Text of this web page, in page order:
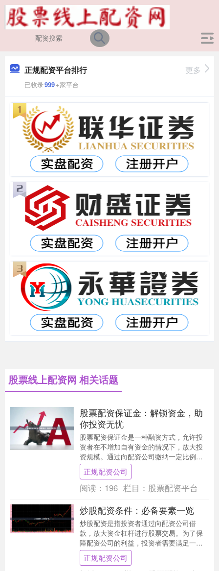
正规配资平台排行
已收录999+家平台
更多
股票线上配资网 相关话题
股票配资保证金：解锁资金，助
你投资无忧
股票配资保证金是一种融资方式，允许投
资者在不增加自有资金的情况下，放大投
资规模。通过向配资公司缴纳一定比例的
保证金，投资者可以获得数倍于保证金的
资金，用于股票投....
正规配资公司
阅读： 196 栏目： 股票配资平台
炒股配资条件：必备要素一览
炒股配资是指投资者通过向配资公司借
款，放大资金杠杆进行股票交易。为了保
障配资公司的利益，投资者需要满足一定
的条件。 **必备要素：** * **身份证和户口
本：....
正规配资公司